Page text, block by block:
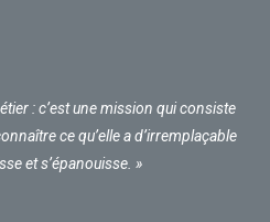
: c’est une mission qui consiste
ce qu’elle a d’irremplaçable
et s’épanouisse. »